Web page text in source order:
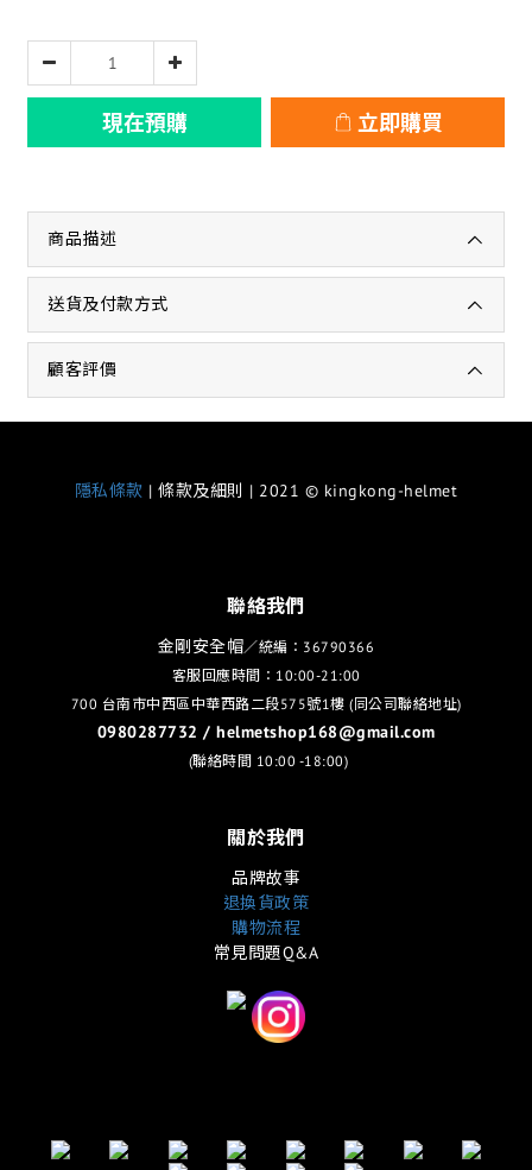
現在預購 立即購買
商品描述
送貨及付款方式
顧客評價
隱私條款 | 條款及細則 | 2021 © kingkong-helmet
聯絡我們
金剛安全帽／統編：36790366
客服回應時間：10:00-21:00
700 台南市中西區中華西路二段575號1樓 (同公司聯絡地址)
0980287732 / helmetshop168@gmail.com
(聯絡時間 10:00 -18:00)
關於我們
品牌故事
退換貨政策
購物流程
常見問題Q&A